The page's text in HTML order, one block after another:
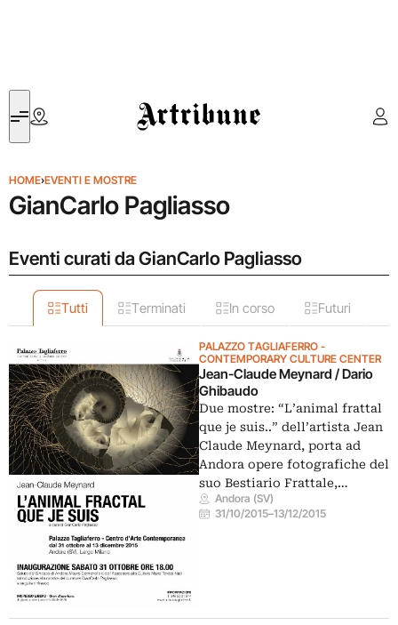
Artribune
HOME›EVENTI E MOSTRE
GianCarlo Pagliasso
Eventi curati da GianCarlo Pagliasso
Tutti Terminati In corso Futuri
PALAZZO TAGLIAFERRO -
CONTEMPORARY CULTURE CENTER
Jean-Claude Meynard / Dario
Ghibaudo
Due mostre: “L’animal frattal
que je suis..” dell’artista Jean
Claude Meynard, porta ad
Andora opere fotografiche del
suo Bestiario Frattale,…
Andora (SV)
31/10/2015–13/12/2015